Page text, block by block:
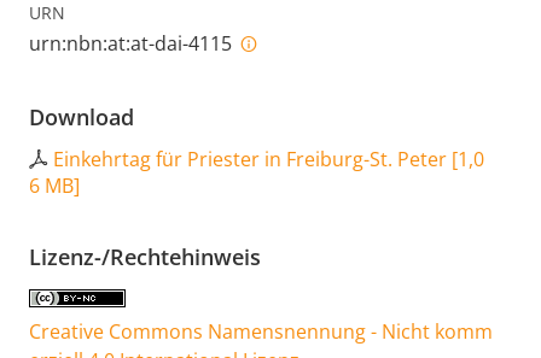
URN
urn:nbn:at:at-dai-4115
Download
Einkehrtag für Priester in Freiburg-St. Peter [1,0
6 MB]
Lizenz-/Rechtehinweis
Creative Commons Namensnennung - Nicht komm